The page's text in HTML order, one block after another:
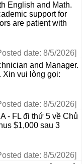
English and Math.
support for
are patient with
date: 8/5/2026]
and Manager.
vui lòng gọi:
date: 8/5/2026]
- FL đi thứ 5 về Chủ
$1,000 sau 3
date: 8/5/2026]